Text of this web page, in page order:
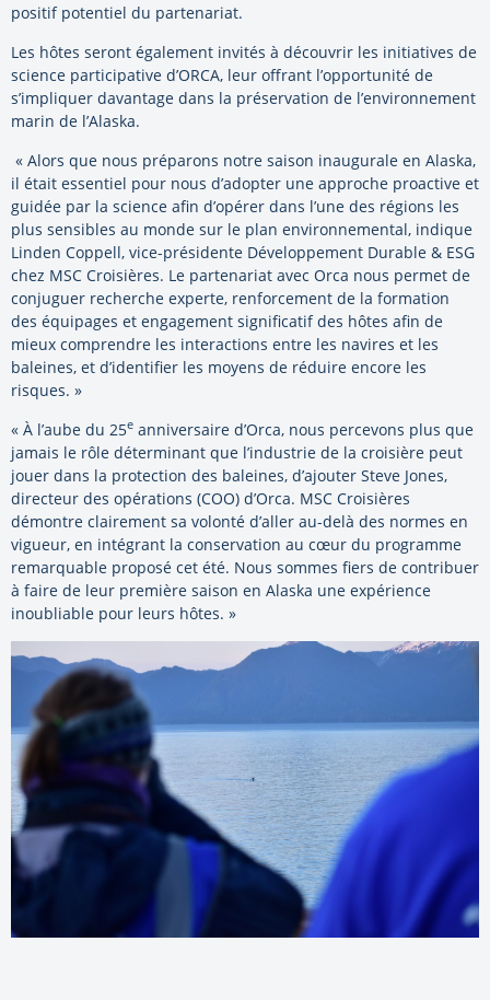
positif potentiel du partenariat.
Les hôtes seront également invités à découvrir les initiatives de
science participative d’ORCA, leur offrant l’opportunité de
s’impliquer davantage dans la préservation de l’environnement
marin de l’Alaska.
« Alors que nous préparons notre saison inaugurale en Alaska,
il était essentiel pour nous d’adopter une approche proactive et
guidée par la science afin d’opérer dans l’une des régions les
plus sensibles au monde sur le plan environnemental, indique
Linden Coppell, vice-présidente Développement Durable & ESG
chez MSC Croisières. Le partenariat avec Orca nous permet de
conjuguer recherche experte, renforcement de la formation
des équipages et engagement significatif des hôtes afin de
mieux comprendre les interactions entre les navires et les
baleines, et d’identifier les moyens de réduire encore les
risques. »
« À l’aube du 25e anniversaire d’Orca, nous percevons plus que
jamais le rôle déterminant que l’industrie de la croisière peut
jouer dans la protection des baleines, d’ajouter Steve Jones,
directeur des opérations (COO) d’Orca. MSC Croisières
démontre clairement sa volonté d’aller au-delà des normes en
vigueur, en intégrant la conservation au cœur du programme
remarquable proposé cet été. Nous sommes fiers de contribuer
à faire de leur première saison en Alaska une expérience
inoubliable pour leurs hôtes. »